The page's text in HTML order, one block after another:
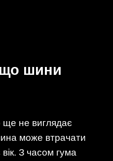
що шини
ще не виглядає
може втрачати
вік. З часом гума